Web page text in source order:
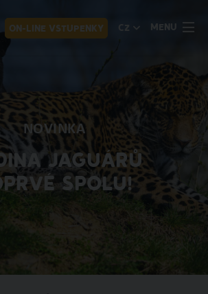
ON-LINE VSTUPENKY CZ MENU
NOVINKA
JAGUÁRŮ
SPOLU!